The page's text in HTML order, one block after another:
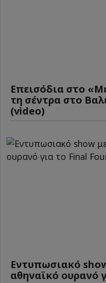
Επεισόδια στο
τη σέντρα στο
(video)
Εντυπωσιακό
αθηναϊκό ουρανό